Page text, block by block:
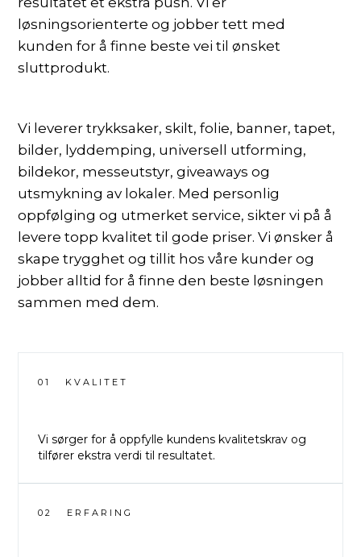
løsningsorienterte og jobber tett med
kunden for å finne beste vei til ønsket
sluttprodukt.
Vi leverer trykksaker, skilt, folie, banner, tapet,
bilder, lyddemping, universell utforming,
bildekor, messeutstyr, giveaways og
utsmykning av lokaler. Med personlig
oppfølging og utmerket service, sikter vi på å
levere topp kvalitet til gode priser. Vi ønsker å
skape trygghet og tillit hos våre kunder og
jobber alltid for å finne den beste løsningen
sammen med dem.
01 KVALITET
Vi sørger for å oppfylle kundens kvalitetskrav og
tilfører ekstra verdi til resultatet.
02 ERFARING